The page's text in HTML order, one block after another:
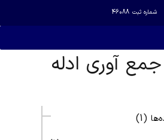
شماره ثبت 46088
آوری ادله
(1)